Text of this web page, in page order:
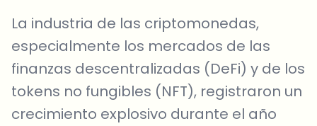
La industria de las criptomonedas,
especialmente los mercados de las
finanzas descentralizadas (DeFi) y de los
tokens no fungibles (NFT), registraron un
crecimiento explosivo durante el año